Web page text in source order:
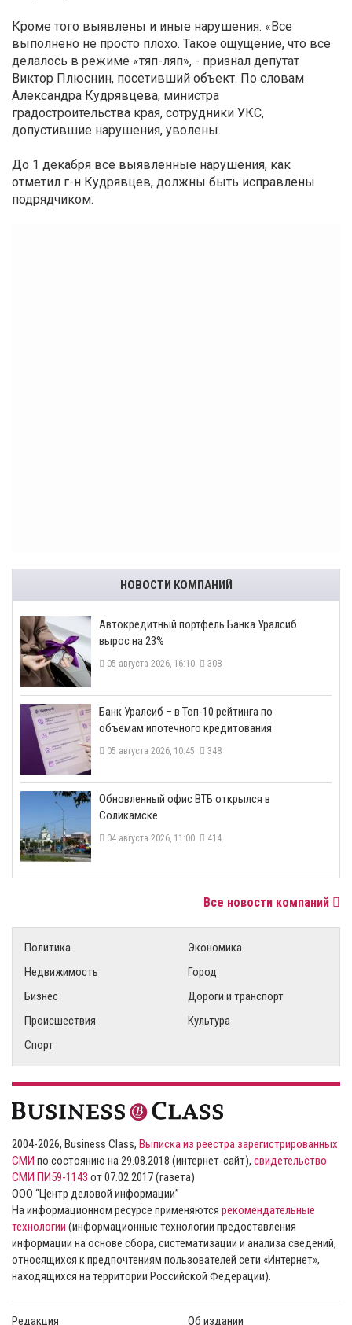
Кроме того выявлены и иные нарушения. «Все
выполнено не просто плохо. Такое ощущение, что все
делалось в режиме «тяп-ляп», - признал депутат
Виктор Плюснин, посетивший объект. По словам
Александра Кудрявцева, министра
градостроительства края, сотрудники УКС,
допустившие нарушения, уволены.
До 1 декабря все выявленные нарушения, как
отметил г-н Кудрявцев, должны быть исправлены
подрядчиком.
НОВОСТИ КОМПАНИЙ
​Автокредитный портфель Банка Уралсиб
вырос на 23%
05 августа 2026, 16:10 308
​Банк Уралсиб – в Топ-10 рейтинга по
объемам ипотечного кредитования
05 августа 2026, 10:45 348
​Обновленный офис ВТБ открылся в
Соликамске
04 августа 2026, 11:00 414
Все новости компаний
Политика
Экономика
Недвижимость
Город
Бизнес
Дороги и транспорт
Происшествия
Культура
Спорт
2004-2026, Business Class, Выписка из реестра зарегистрированных
СМИ по состоянию на 29.08.2018 (интернет-сайт), свидетельство
СМИ ПИ59-1143 от 07.02.2017 (газета)
ООО “Центр деловой информации”
На информационном ресурсе применяются рекомендательные
технологии (информационные технологии предоставления
информации на основе сбора, систематизации и анализа сведений,
относящихся к предпочтениям пользователей сети «Интернет»,
находящихся на территории Российской Федерации).
Редакция Об издании